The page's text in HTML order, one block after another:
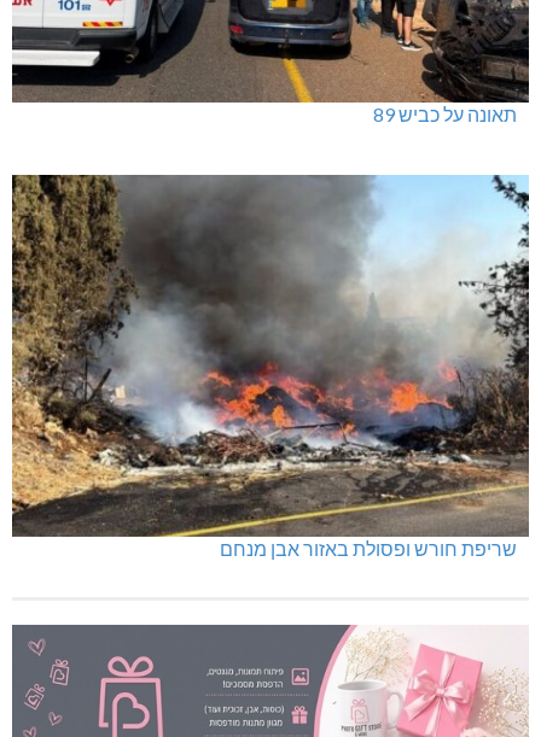
תאונה על כביש 89
שריפת חורש ופסולת באזור אבן מנחם